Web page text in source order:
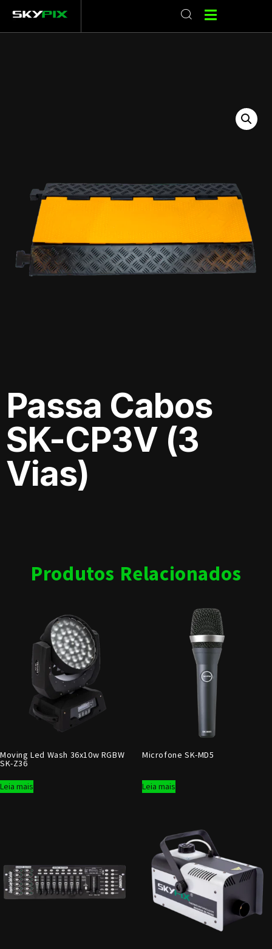
Passa Cabos
SK-CP3V (3
Vias)
Produtos Relacionados
Moving Led Wash 36x10w RGBW
SK-Z36
Leia mais
Microfone SK-MD5
Leia mais